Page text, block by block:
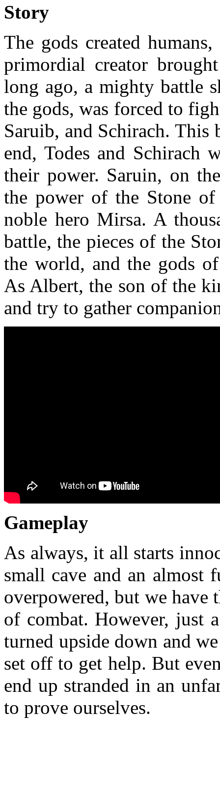
Story
The gods created
primordial creator
long ago, a mighty battle
the gods, was forced to
Saruib, and Schirach. This
end, Todes and Schirach
their power. Saruin, on
the power of the Stone
noble hero Mirsa. A
battle, the pieces of the
the world, and the gods
As Albert, the son of the
and try to gather
Gameplay
As always, it all starts
small cave and an almost
overpowered, but we have
of combat. However, just
turned upside down and
set off to get help. But
end up stranded in an
to prove ourselves.